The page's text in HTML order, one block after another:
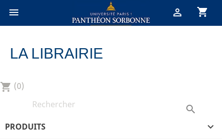
 shopping_cart

LA LIBRAIRIE
shopping_cart (0)

PRODUITS 